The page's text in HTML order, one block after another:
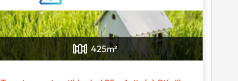
Chargement...
425m²